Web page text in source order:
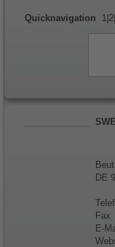
Quicknavigation 1 2
DE
Fax
E-